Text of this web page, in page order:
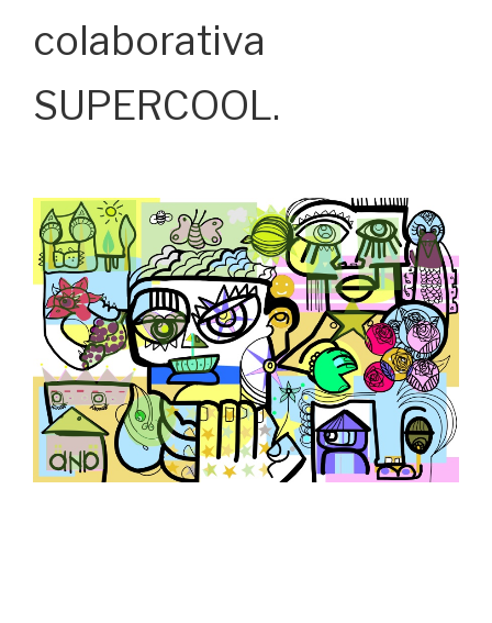
colaborativa
SUPERCOOL.